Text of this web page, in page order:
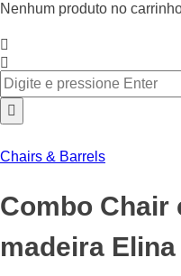
Nenhum produto no
Chairs & Barrels
Combo Chair
madeira